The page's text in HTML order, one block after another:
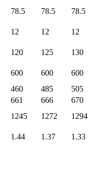
78.5 78.5
78.5
12 12
12
120 125
130
600 600
600
460 485
505
661 666
670
1245 1272
1294
1.44 1.37 1.33